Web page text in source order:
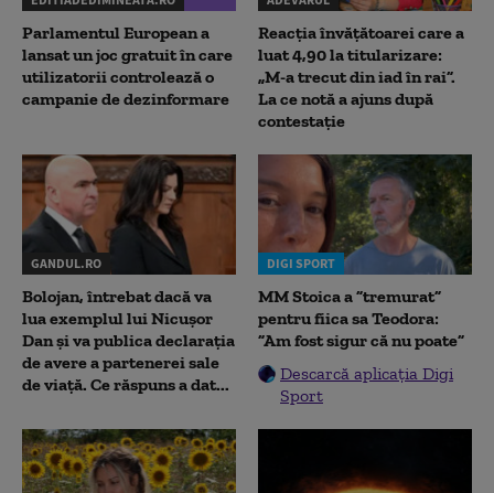
Parlamentul European a
lansat un joc gratuit în care
utilizatorii controlează o
campanie de dezinformare
Reacția învățătoarei care a
luat 4,90 la titularizare:
„M-a trecut din iad în rai”.
La ce notă a ajuns după
contestație
GANDUL.RO
Bolojan, întrebat dacă va
lua exemplul lui Nicușor
Dan și va publica declarația
de avere a partenerei sale
de viață. Ce răspuns a dat...
DIGI SPORT
MM Stoica a ”tremurat”
pentru fiica sa Teodora:
”Am fost sigur că nu poate”
Descarcă aplicația Digi
Sport